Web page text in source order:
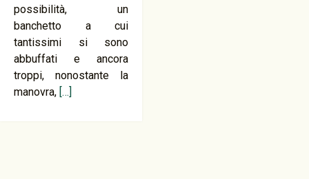
possibilità, un
banchetto a cui
tantissimi si sono
abbuffati e ancora
troppi, nonostante la
manovra, […]